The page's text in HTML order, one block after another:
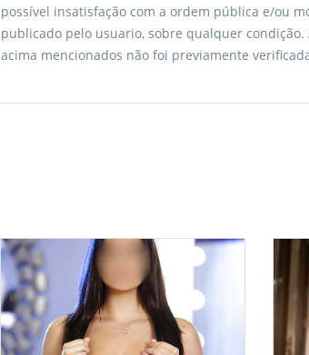
possível insatisfação com a ordem pública e/ou
publicado pelo usuario, sobre qualquer condição.
acima mencionados não foi previamente